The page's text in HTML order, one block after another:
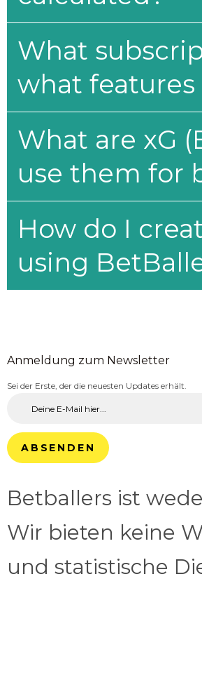
What
what
What are xG
use them for
How do I
using
Anmeldung zum Newsletter
Sei der Erste, der die neuesten Updates erhält.
ABSENDEN
Betballers ist
Wir bieten keine
und statistische